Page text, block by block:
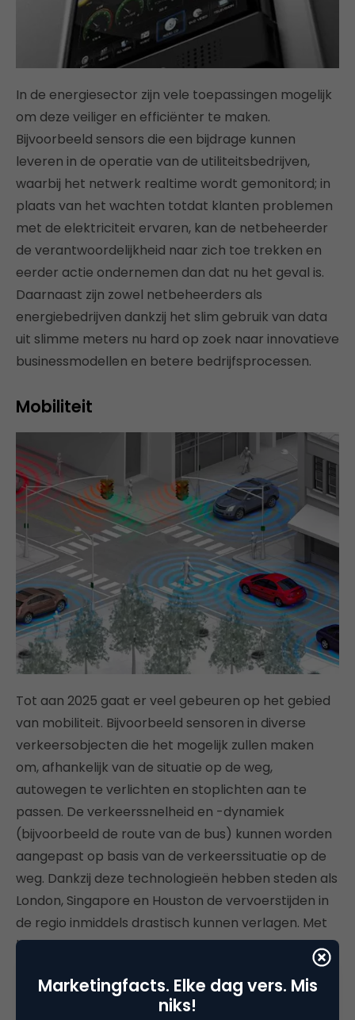
In de energiesector zijn vele toepassingen mogelijk
om deze veiliger en efficiënter te maken.
Bijvoorbeeld sensors die een bijdrage kunnen
leveren in de operatie van de utiliteitsbedrijven,
waarbij het netwerk realtime wordt gemonitord; in
plaats van het wachten totdat klanten problemen
met de elektriciteit ervaren, kan de netbeheerder
de verantwoordelijkheid naar zich toe trekken en
eerder actie ondernemen dan dat nu het geval is.
Daarnaast zijn zowel netbeheerders als
energiebedrijven dankzij het slim gebruik van data
uit slimme meters nu hard op zoek naar innovatieve
businessmodellen en betere bedrijfsprocessen.
Mobiliteit
Tot aan 2025 gaat er veel gebeuren op het gebied
van mobiliteit. Bijvoorbeeld sensoren in diverse
verkeersobjecten die het mogelijk zullen maken
om, afhankelijk van de situatie op de weg,
autowegen te verlichten en stoplichten aan te
passen. De verkeerssnelheid en -dynamiek
(bijvoorbeeld de route van de bus) kunnen worden
aangepast op basis van de verkeerssituatie op de
weg. Dankzij deze technologieën hebben steden als
London, Singapore en Houston de vervoerstijden in
de regio inmiddels drastisch kunnen verlagen. Met
behulp van dezelfde technologieën zouden alle
grote steden, volgens McKinsey, de autoreistijd met
10 tot 20 procent kunnen verlagen, wat zou
resulteren in honderden miljoenen euro
Marketingfacts. Elke dag vers. Mis
niks!